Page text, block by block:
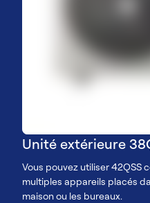
Unité extérieure
Vous pouvez utiliser 42QSS
multiples appareils placés
maison ou les bureaux.